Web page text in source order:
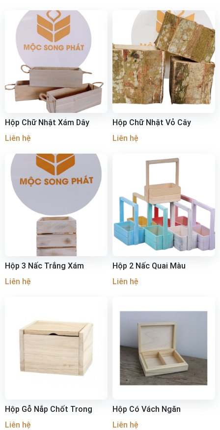
Hộp Chữ Nhật Xám Dây
Liên hệ
Hộp Chữ Nhật Vỏ Cây
Liên hệ
Hộp 3 Nấc Trắng Xám
Liên hệ
Hộp 2 Nấc Quai Màu
Liên hệ
Hộp Gỗ Nắp Chốt Trong
Liên hệ
Hộp Có Vách Ngăn
Liên hệ